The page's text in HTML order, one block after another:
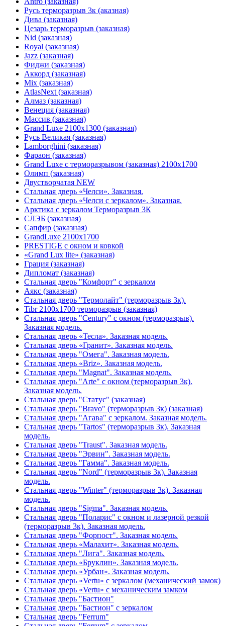
Русь терморазрыв 3к (аказная)
Дива (заказная)
Цезарь терморазрыв (заказная)
Nid (заказная)
Royal (заказная)
Jazz (заказная)
Фиджи (заказная)
Аккорд (заказная)
Mix (заказная)
AtlasNext (заказная)
Алмаз (заказная)
Венеция (заказная)
Массив (заказная)
Grand Luxe 2100х1300 (заказная)
Русь Великая (заказная)
Lamborghini (заказная)
Фараон (заказная)
Grand Luxe с терморазрывом (заказная) 2100х1700
Олимп (заказная)
Двустворчатая NEW
Стальная дверь «Челси». Заказная.
Стальная дверь «Челси с зеркалом». Заказная.
Арктика с зеркалом Терморазрыв 3К
СЛЭБ (заказная)
Сапфир (заказная)
GrandLuxe 2100х1700
PRESTIGE с окном и ковкой
«Grand Lux lite» (заказная)
Гpация (заказная)
Дипломат (заказная)
Стальная дверь "Комфорт" с зеркалом
Аякс (заказная)
Стальная дверь "Термолайт" (терморазрыв 3к).
Tibr 2100х1700 терморазрыв (заказная)
Стальная дверь "Century" с окном (терморазрыв).
Заказная модель.
Стальная дверь «Тесла». Заказная модель.
Стальная дверь «Гранит». Заказная модель.
Стальная дверь "Омега". Заказная модель.
Стальная дверь «Briz». Заказная модель.
Стальная дверь "Magnat". Заказная модель.
Стальная дверь "Arte" с окном (терморазрыв 3к).
Заказная модель.
Стальная дверь "Статус" (заказная)
Стальная дверь "Bravo" (терморазрыв 3к) (заказная)
Стальная дверь "Агава" с зеркалом. Заказная модель.
Стальная дверь "Tartos" (терморазрыв 3к). Заказная
модель.
Стальная дверь "Traust". Заказная модель.
Стальная дверь "Эрвин". Заказная модель.
Стальная дверь "Гамма". Заказная модель.
Стальная дверь "Nord" (терморазрыв 3к). Заказная
модель.
Стальная дверь "Winter" (терморазрыв 3к). Заказная
модель.
Стальная дверь "Sigma". Заказная модель.
Стальная дверь "Поларис" с окном и лазерной резкой
(терморазрыв 3к). Заказная модель.
Стальная дверь "Форпост". Заказная модель.
Стальная дверь «Малахит». Заказная модель.
Стальная дверь "Лига". Заказная модель.
Стальная дверь «Бруклин». Заказная модель.
Стальная дверь «Урбан». Заказная модель.
Стальная дверь «Vertu» с зеркалом (механический замок)
Стальная дверь «Vertu» с механическим замком
Стальная дверь "Бастион"
Стальная дверь "Бастион" с зеркалом
Стальная дверь "Ferrum"